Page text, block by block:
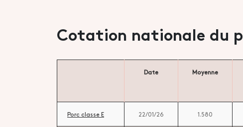
Cotation nationale du
Date Moyenne
Porc classe E 22/01/26 1.580